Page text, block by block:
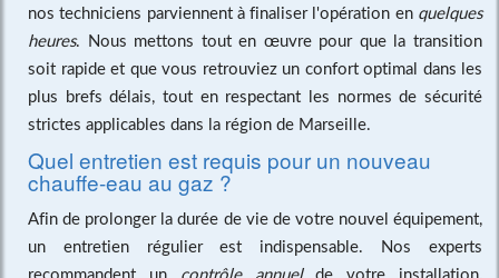
nos techniciens parviennent à finaliser l'opération en quelques
heures. Nous mettons tout en œuvre pour que la transition
soit rapide et que vous retrouviez un confort optimal dans les
plus brefs délais, tout en respectant les normes de sécurité
strictes applicables dans la région de Marseille.
Quel entretien est requis pour un nouveau
chauffe-eau au gaz ?
Afin de prolonger la durée de vie de votre nouvel équipement,
un entretien régulier est indispensable. Nos experts
recommandent un contrôle annuelde votre installation,